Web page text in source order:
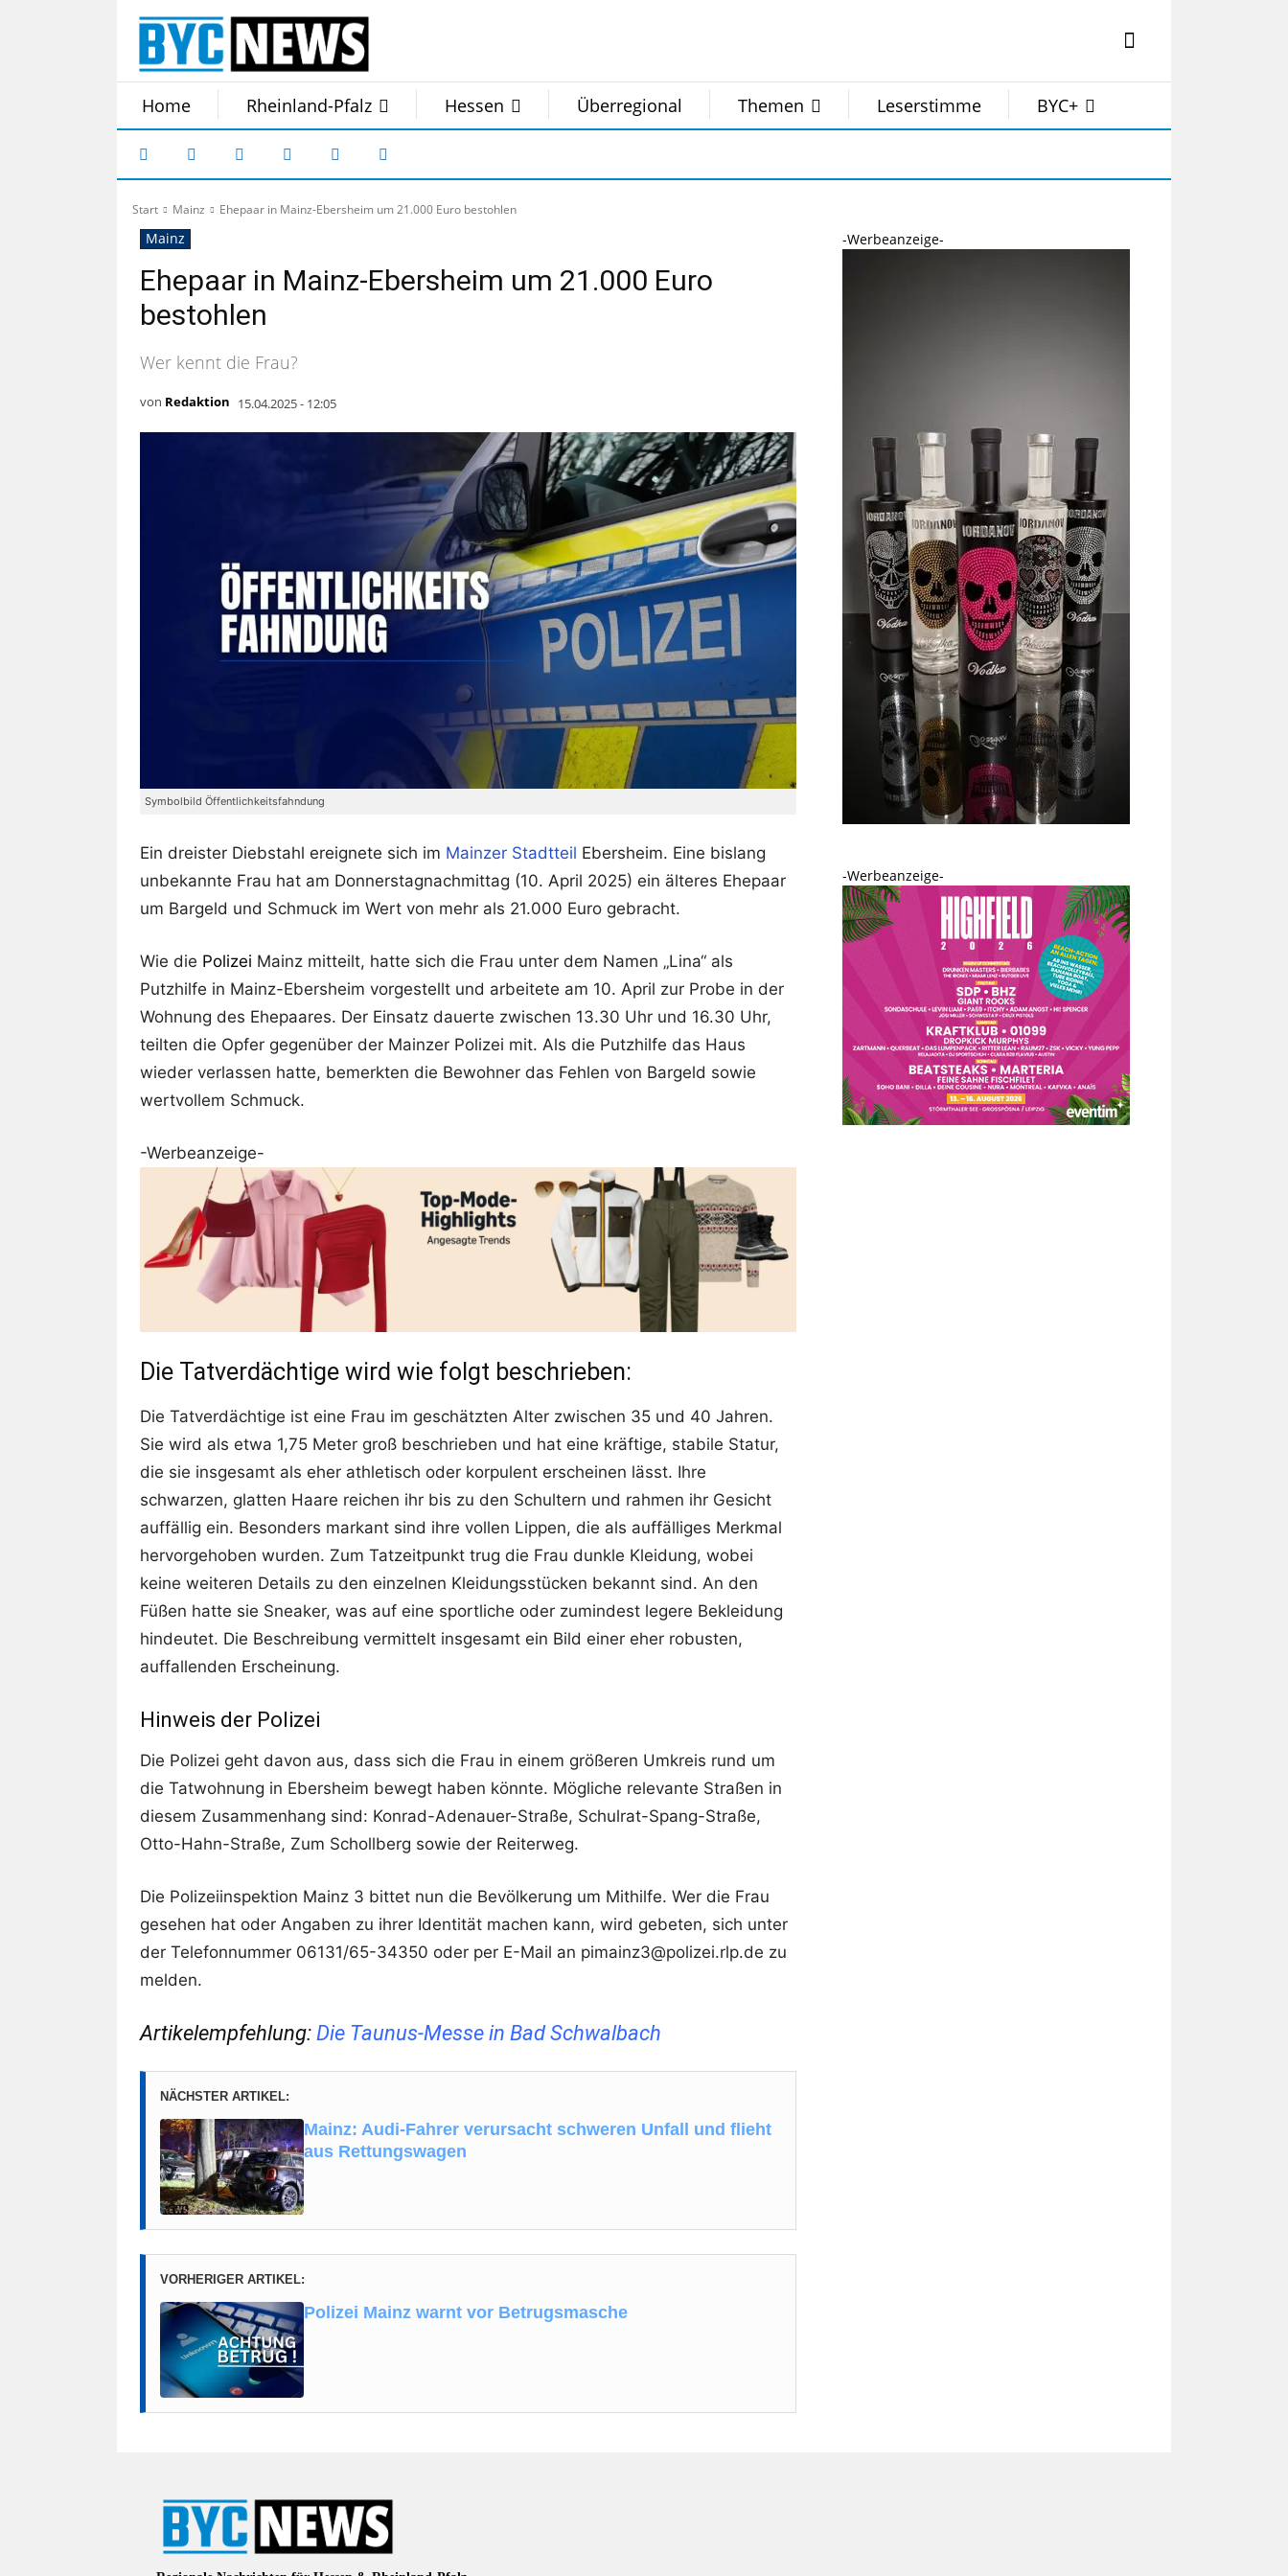
Home Rheinland-Pfalz Hessen Überregional Themen Leserstimme BYC+
Start Mainz Ehepaar in Mainz-Ebersheim um 21.000 Euro bestohlen
Mainz
Ehepaar in Mainz-Ebersheim um 21.000 Euro
bestohlen
Wer kennt die Frau?
von Redaktion 15.04.2025 - 12:05
Symbolbild Öffentlichkeitsfahndung
Ein dreister Diebstahl ereignete sich im Mainzer Stadtteil Ebersheim. Eine bislang
unbekannte Frau hat am Donnerstagnachmittag (10. April 2025) ein älteres Ehepaar
um Bargeld und Schmuck im Wert von mehr als 21.000 Euro gebracht.
Wie die Polizei Mainz mitteilt, hatte sich die Frau unter dem Namen „Lina“ als
Putzhilfe in Mainz-Ebersheim vorgestellt und arbeitete am 10. April zur Probe in der
Wohnung des Ehepaares. Der Einsatz dauerte zwischen 13.30 Uhr und 16.30 Uhr,
teilten die Opfer gegenüber der Mainzer Polizei mit. Als die Putzhilfe das Haus
wieder verlassen hatte, bemerkten die Bewohner das Fehlen von Bargeld sowie
wertvollem Schmuck.
-Werbeanzeige-
Die Tatverdächtige wird wie folgt beschrieben:
Die Tatverdächtige ist eine Frau im geschätzten Alter zwischen 35 und 40 Jahren.
Sie wird als etwa 1,75 Meter groß beschrieben und hat eine kräftige, stabile Statur,
die sie insgesamt als eher athletisch oder korpulent erscheinen lässt. Ihre
schwarzen, glatten Haare reichen ihr bis zu den Schultern und rahmen ihr Gesicht
auffällig ein. Besonders markant sind ihre vollen Lippen, die als auffälliges Merkmal
hervorgehoben wurden. Zum Tatzeitpunkt trug die Frau dunkle Kleidung, wobei
keine weiteren Details zu den einzelnen Kleidungsstücken bekannt sind. An den
Füßen hatte sie Sneaker, was auf eine sportliche oder zumindest legere Bekleidung
hindeutet. Die Beschreibung vermittelt insgesamt ein Bild einer eher robusten,
auffallenden Erscheinung.
Hinweis der Polizei
Die Polizei geht davon aus, dass sich die Frau in einem größeren Umkreis rund um
die Tatwohnung in Ebersheim bewegt haben könnte. Mögliche relevante Straßen in
diesem Zusammenhang sind: Konrad-Adenauer-Straße, Schulrat-Spang-Straße,
Otto-Hahn-Straße, Zum Schollberg sowie der Reiterweg.
Die Polizeiinspektion Mainz 3 bittet nun die Bevölkerung um Mithilfe. Wer die Frau
gesehen hat oder Angaben zu ihrer Identität machen kann, wird gebeten, sich unter
der Telefonnummer 06131/65-34350 oder per E-Mail an pimainz3@polizei.rlp.de zu
melden.
Artikelempfehlung: Die Taunus-Messe in Bad Schwalbach
NÄCHSTER ARTIKEL:
Mainz: Audi-Fahrer verursacht schweren Unfall und flieht
aus Rettungswagen
VORHERIGER ARTIKEL:
Polizei Mainz warnt vor Betrugsmasche
-Werbeanzeige-
-Werbeanzeige-